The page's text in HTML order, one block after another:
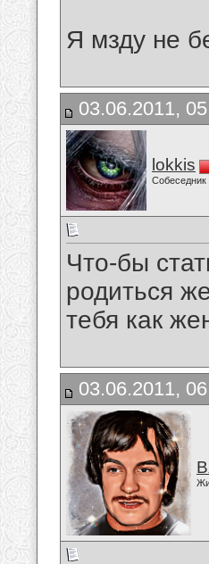
Я мзду не
03.06.2011,
lokkis
Собеседник
Что-бы
родиться
тебя как
03.06.2011,